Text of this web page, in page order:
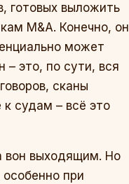
готовых выложить
M&A. Конечно, он
может
– это, по сути, вся
сканы
к судам – всё это
вон выходящим. Но
при